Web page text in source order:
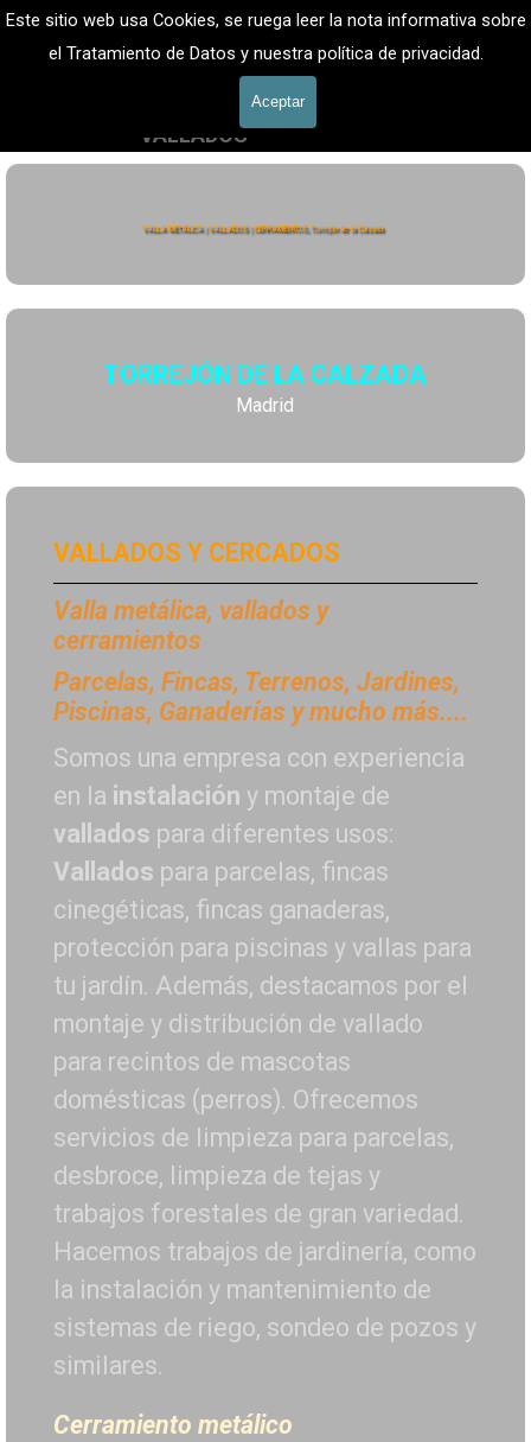
Este sitio web usa Cookies, se ruega leer la nota informativa sobre
el Tratamiento de Datos y nuestra política de privacidad.
Aceptar
Vaya al Contenido
FINCAS
VALLADOSValla Hércules
601 900 178
VALLA METÁLICA | VALLADOS | CERRAMIENTOS, Torrejón de la Calzada
TORREJÓN DE LA CALZADA
Madrid
VALLADOS Y CERCADOS
Valla metálica, vallados y
cerramientos
Parcelas, Fincas, Terrenos, Jardines,
Piscinas, Ganaderías y mucho más....
Somos una empresa con experiencia
en la instalación y montaje de
vallados para diferentes usos:
Vallados para parcelas, fincas
cinegéticas, fincas ganaderas,
protección para piscinas y vallas para
tu jardín. Además, destacamos por el
montaje y distribución de vallado
para recintos de mascotas
domésticas (perros). Ofrecemos
servicios de limpieza para parcelas,
desbroce, limpieza de tejas y
trabajos forestales de gran variedad.
Hacemos trabajos de jardinería, como
la instalación y mantenimiento de
sistemas de riego, sondeo de pozos y
similares.
Cerramiento metálico